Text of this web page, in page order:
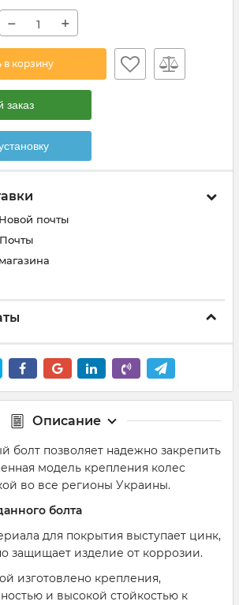
− +
в корзину
заказ
почты
Описание
болт позволяет надежно закрепить
модель крепления колес
во все регионы Украины.
болта
для покрытия выступает цинк,
защищает изделие от коррозии.
изготовлено крепления,
и высокой стойкостью к